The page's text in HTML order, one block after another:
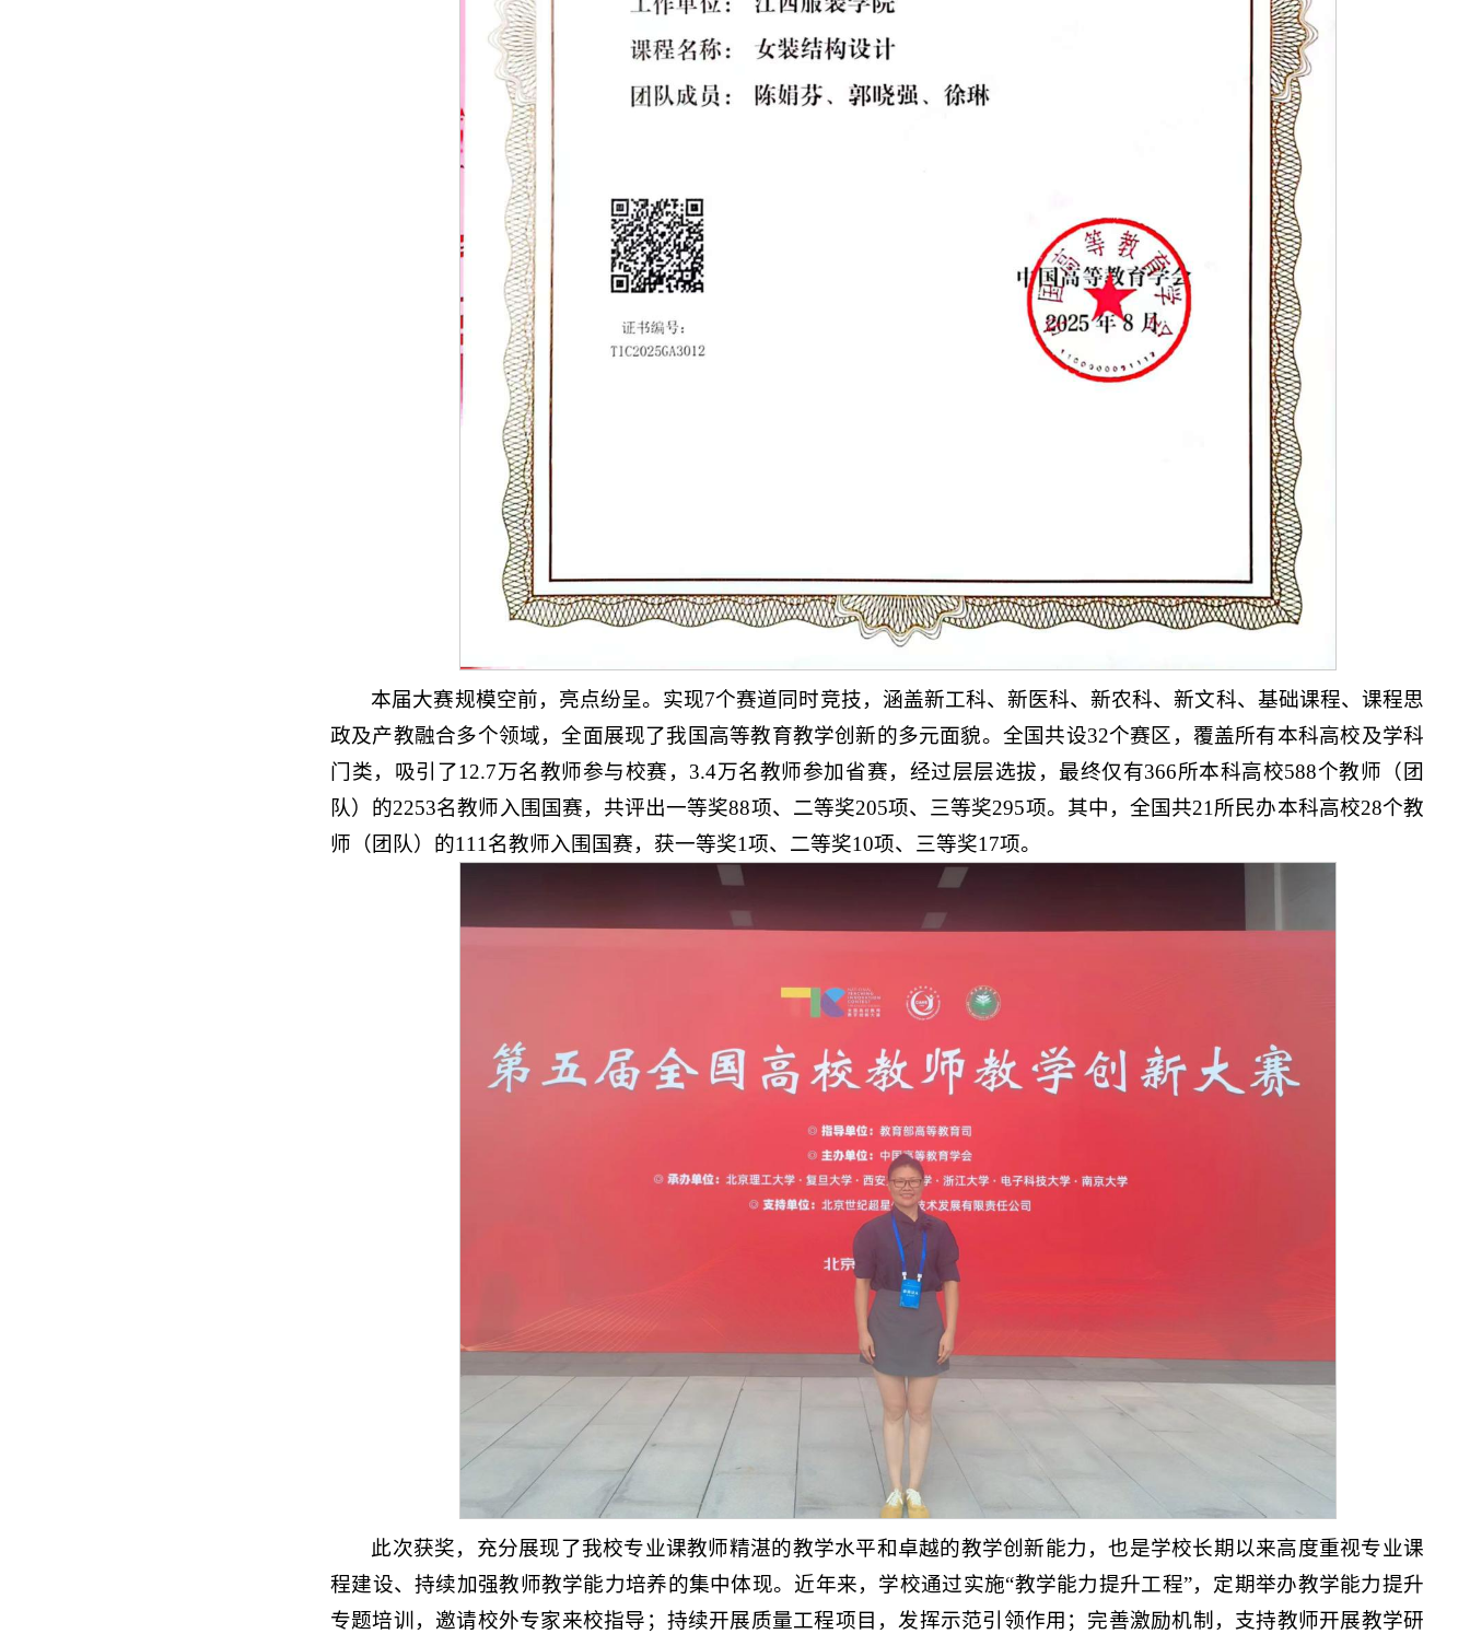
本届大赛规模空前，亮点纷呈。实现7个赛道同时竞技，涵盖新工科、新医科、新农科、新文科、基础课程、课程思
政及产教融合多个领域，全面展现了我国高等教育教学创新的多元面貌。全国共设32个赛区，覆盖所有本科高校及学科
门类，吸引了12.7万名教师参与校赛，3.4万名教师参加省赛，经过层层选拔，最终仅有366所本科高校588个教师（团
队）的2253名教师入围国赛，共评出一等奖88项、二等奖205项、三等奖295项。其中，全国共21所民办本科高校28个教
师（团队）的111名教师入围国赛，获一等奖1项、二等奖10项、三等奖17项。
此次获奖，充分展现了我校专业课教师精湛的教学水平和卓越的教学创新能力，也是学校长期以来高度重视专业课
程建设、持续加强教师教学能力培养的集中体现。近年来，学校通过实施“教学能力提升工程”，定期举办教学能力提升
专题培训，邀请校外专家来校指导；持续开展质量工程项目，发挥示范引领作用；完善激励机制，支持教师开展教学研